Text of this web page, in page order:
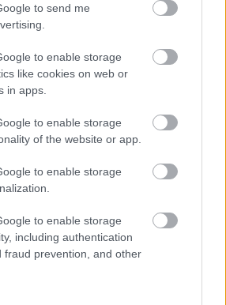
to send me
to enable storage
like cookies on web or
in apps.
to enable storage
of the website or app.
to enable storage
to enable storage
including authentication
fraud prevention, and other
készülhet, hogy egy fejlesztések
3 töltényt is bele kell ereszteni
célpontokba, mire sikerül végezni
őket olyan szintre húzni, hogy
A kritikus pontok eltalálása
ez a módosítás, de SMG-kkel,
próbálkozni, ha nyertesen
- vagy a csodálatos
pisztollyal, ami most is brutális.
használunk, amikor nehéz azt
sem lehet. Szürkébbek, színeiket
lettek a pályák, melyekbe jobban
így sokszor csak a fejük